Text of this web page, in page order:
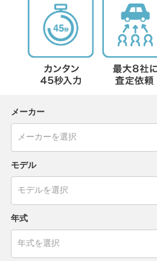
メーカー
モデル
年式